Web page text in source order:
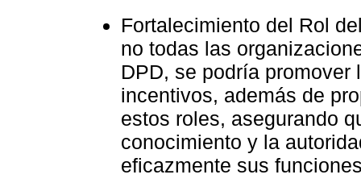
Fortalecimiento del Rol
no todas las
DPD, se podría
incentivos, además de
estos roles, asegurando
conocimiento y la
eficazmente sus